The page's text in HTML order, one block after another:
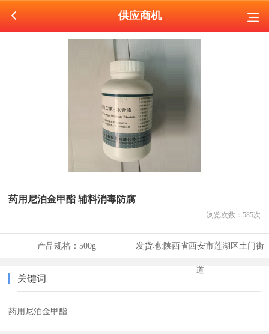
供应商机
药用尼泊金甲酯 辅料消毒防腐
浏览次数： 585次
产品规格： 500g 发货地:陕西省西安市莲湖区土门街
道
关键词
药用尼泊金甲酯